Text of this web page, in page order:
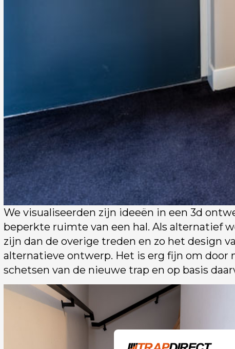
We visualiseerden zijn ideeën in een 3d
beperkte ruimte van een hal. Als alternatief
zijn dan de overige treden en zo het design
alternatieve ontwerp. Het is erg fijn om door
schetsen van de nieuwe trap en op basis